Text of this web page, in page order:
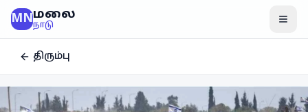
MNமலை
நாடு
திரும்பு